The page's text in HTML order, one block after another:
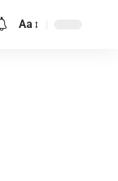
Aa